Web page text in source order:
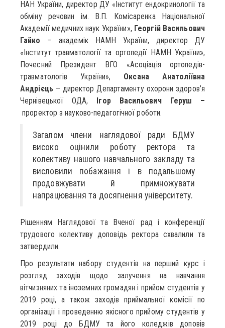
НАН України, директор ДУ «Інститут ендокринології та
обміну речовин ім. В.П. Комісаренка Національної
Академії медичних наук України», Георгій Васильович
Гайко – академік НАМН України, директор ДУ
«Інститут травматології та ортопедії НАМН України»,
Почесний Президент ВГО «Асоціація ортопедів-
травматологів України», Оксана Анатоліївна
Андрієць – директор Департаменту охорони здоров’я
Чернівецької ОДА, Ігор Васильович Геруш –
проректор з науково-педагогічної роботи.
Загалом члени наглядової ради БДМУ
високо оцінили роботу ректора та
колективу нашого навчального закладу та
висловили побажання і в подальшому
продовжувати й примножувати
напрацювання та досягнення університету.
Рішенням Наглядової та Вченої рад і конференції
трудового колективу доповідь ректора схвалили та
затвердили.
Про результати набору студентів на перший курс і
розгляд заходів щодо залучення на навчання
вітчизняних та іноземних громадян і прийом студентів у
2019 році, а також заходів приймальної комісії по
організації і проведенню якісного прийому студентів у
2019 році до БДМУ та його коледжів доповів